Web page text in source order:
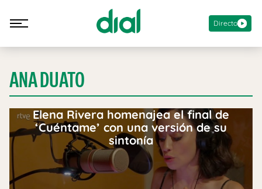
Directo
ANA DUATO
Elena Rivera homenajea el final de
‘Cuéntame’ con una versión de su
sintonía